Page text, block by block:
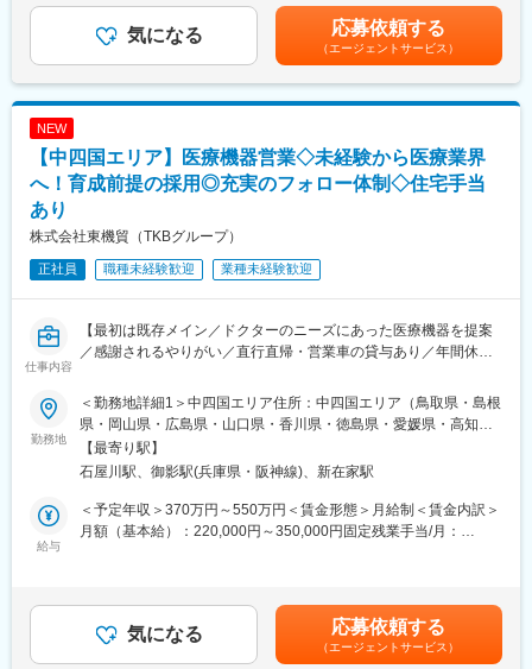
す。
・保管・供給：滅菌工程が終了した医療器材を一時保管します。
※医療現場の定数や依頼に合わせ、滅菌した医療器材を供給しま
材を回収します。
・使用された医療器材の数を確認します。
・医療材料の搬送・取り揃えた医療材料を各医療現場に搬送する
などの業務を行います。
社員20名、パート7名で構成されております。
ブランクのある方も歓迎いたします。工程が明確なので、久しぶ
■ポジションの魅力：
担当メンバーと連携を取り合う、チームワークが大事な仕事で
す。やりがいを感じるのは、感謝された時です。例えば、急病の
患者様の手術が発生したため、使用する可能性のある器材を予測
して通常業務より早い対応を行った際に、看護師の方からお礼の
言葉をいただくと嬉しく感じます。急病の患者様の手術が発生
ンバーと連携を取り合い、業務を進めています。チームワークが
大事な職場です。福利厚生面では、有給休暇や夏期・冬期休暇が
ありますし、お休みも取得しやすい環境です。
は固定手当を含めた表記です。
気になる 応募依頼する
（エージェントサービス）
NEW
【中四国エリア】医療機器営業◇未経験から医療業界
へ！育成前提の採用◎充実のフォロー体制◇住宅手当
あり
株式会社東機貿（TKBグループ）
正社員 職種未経験歓迎 業種未経験歓迎
仕事内容
【最初は既存メイン／ドクターのニーズにあった医療機器を提案
／感謝されるやりがい／直行直帰・営業車の貸与あり／年間休日
■職務詳細：
担当エリア病院へ訪問、ドクターや医療従事者がどんな医療機器
を必要としているかヒアリングします。ニーズを把握したら適切
な製品を提案し、導入して頂きます。提案先は最初は既存がメイ
ンで、ゆくゆくは新規開拓もお任せいたします。外科製品の販売
においては手術に立ち会うこともあり、実際の臨床現場での製品
【変更の範囲：会社の定める業務】
■入社後の研修について：
導入研修・OJTを通じて仕事を学びます。入社後2～3カ月間は
勤務地
＜勤務地詳細1＞中四国エリア住所：中四国エリア（鳥取県・島根
県・岡山県・広島県・山口県・香川県・徳島県・愛媛県・高知
県）を担当 ※ご希望や適性に応じて決定いたします。受動喫煙対
策：屋内全面禁煙＜勤務地詳細2＞大阪営業所（兵庫）住所：兵庫
川駅受動喫煙対策：屋内全面禁煙変更の範囲：会社の定める事業
所
【最寄り駅】
石屋川駅、御影駅(兵庫県・阪神線)、新在家駅
給与
＜予定年収＞370万円～550万円＜賃金形態＞月給制＜賃金内訳＞
月額（基本給）：220,000円～350,000円固定残業手当/月：
経験・スキル考慮の上決定します。賃金はあくまでも目安の金額
であり、選考を通じて上下する可能性があります。月給(月額)は固
定手当を含めた表記です。
気になる 応募依頼する
（エージェントサービス）